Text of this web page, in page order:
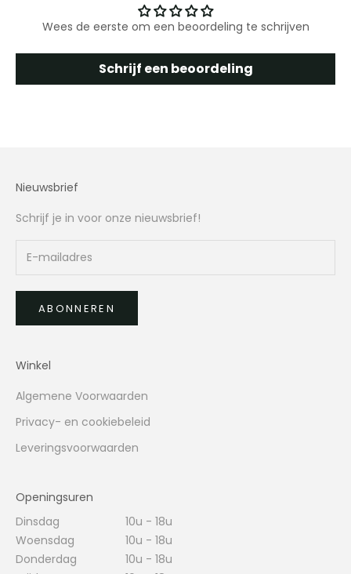
Wees de eerste om een beoordeling te schrijven
Schrijf een beoordeling
Nieuwsbrief
Schrijf je in voor onze nieuwsbrief!
ABONNEREN
Winkel
Algemene Voorwaarden
Privacy- en cookiebeleid
Leveringsvoorwaarden
Openingsuren
Dinsdag
10u - 18u
Woensdag
10u - 18u
Donderdag
10u - 18u